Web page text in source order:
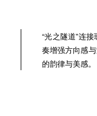
“光之隧道”连
奏增强方向感
的韵律与美感。